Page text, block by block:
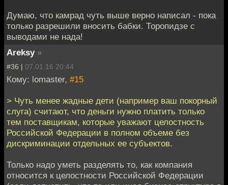
Думаю, что камрад чуть выше верно написал - пока
только разрешили вносить бабки. Торопидзе с
выводами не нада!
Areksy »
#36 | 07.01.16 20:44
Кому: lomaster, #15
> Чуть менее жадные дети (например ваш покорный
слуга) считают, что деньги нужно платить только
тем поставщикам, которые уважают целостность
Российской Федерации в полном объеме без
дискриминации отдельных ее субъектов.
Только надо уметь разделять то, как компания
относится к целостности Российской Федерации